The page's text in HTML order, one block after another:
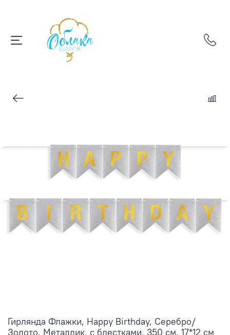
Гирлянда Флажки, Happy Birthday, Серебро/
Золото, Металлик, с блестками, 350 см, 17*12 см